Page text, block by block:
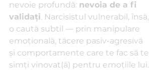
nevoie profundă: nevoia de a fi
validați. Narcisistul vulnerabil, însă,
o caută subtil — prin manipulare
emoțională, tăcere pasiv-agresivă
și comportamente care te fac să te
simți vinovat(ă) pentru emoțiile lui.